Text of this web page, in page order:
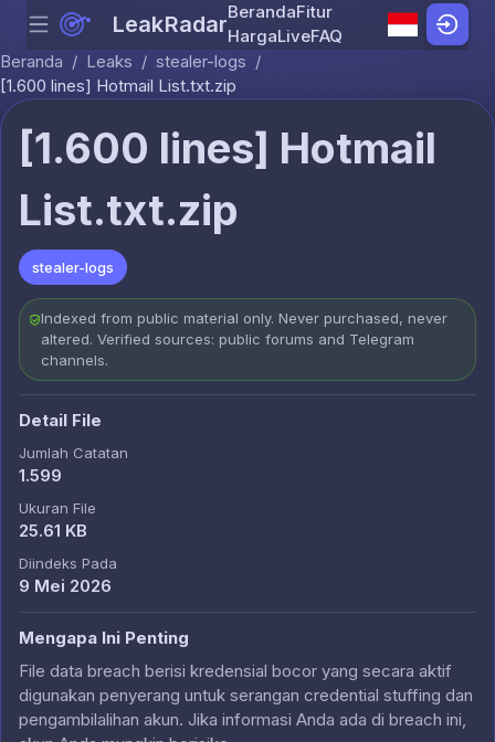
Skip to content
Menu LeakRadarBerandaFitur
HargaLiveFAQ
Beranda / Leaks / stealer-logs /
[1.600 lines] Hotmail List.txt.zip
[1.600 lines] Hotmail
List.txt.zip
stealer-logs
Indexed from public material only. Never purchased, never
altered. Verified sources: public forums and Telegram
channels.
Detail File
Jumlah Catatan
1.599
Ukuran File
25.61 KB
Diindeks Pada
9 Mei 2026
Mengapa Ini Penting
File data breach berisi kredensial bocor yang secara aktif
digunakan penyerang untuk serangan credential stuffing dan
pengambilalihan akun. Jika informasi Anda ada di breach ini,